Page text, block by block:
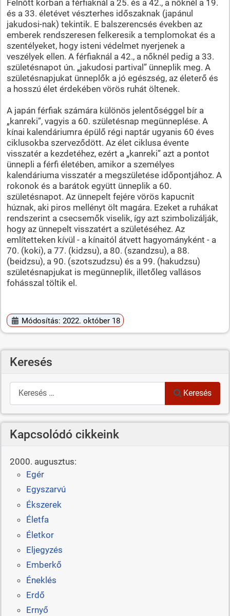
Felnőtt korban a férfiaknál a 25. és a 42., a nőknél a 19.
és a 33. életévet vészterhes időszaknak (japánul
jakudosi-nak) tekintik. E balszerencsés években az
emberek rendszeresen felkeresik a templomokat és a
szentélyeket, hogy isteni védelmet nyerjenek a
veszélyek ellen. A férfiaknál a 42., a nőknél pedig a 33.
születésnapot ún. „jakudosi partival” ünneplik meg. A
születésnapjukat ünneplők a jó egészség, az életerő és
a hosszú élet érdekében vörös ruhát öltenek.
A japán férfiak számára különös jelentőséggel bír a
„kanreki”, vagyis a 60. születésnap megünneplése. A
kínai kalendáriumra épülő régi naptár ugyanis 60 éves
ciklusokba szerveződött. Az élet ciklusa évente
visszatér a kezdetéhez, ezért a „kanreki” azt a pontot
ünnepli a férfi életében, amikor a személyes
kalendáriuma visszatér a megszületése időpontjához. A
rokonok és a barátok együtt ünneplik a 60.
születésnapot. Az ünnepelt fejére vörös kapucnit
húznak, aki piros mellényt ölt magára. Ezeket a ruhákat
rendszerint a csecsemők viselik, így azt szimbolizálják,
hogy az ünnepelt visszatért a születéséhez. Az
említetteken kívül - a kínaitól átvett hagyományként - a
70. (koki), a 77. (kidzsu), a 80. (szandzsu), a 88.
(beidzsu), a 90. (szotszudzsu) és a 99. (hakudzsu)
születésnapjukat is megünneplik, illetőleg vallásos
fohásszal töltik el.
Módosítás: 2022. október 18
Keresés
Keresés
Keresés
Kapcsolódó cikkeink
2000. augusztus:
Egér
Egyszarvú
Ékszerek
Életfa
Életkor
Eljegyzés
Emberkő
Éneklés
Erdő
Ernyő